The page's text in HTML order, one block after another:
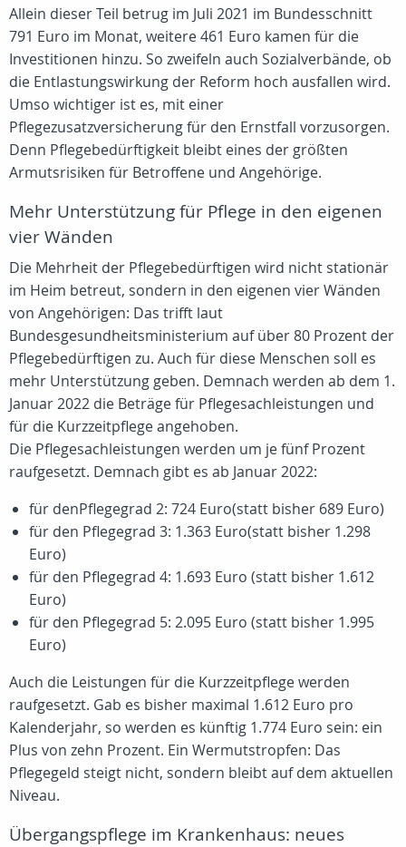
Allein dieser Teil betrug im Juli 2021 im Bundesschnitt
791 Euro im Monat, weitere 461 Euro kamen für die
Investitionen hinzu. So zweifeln auch Sozialverbände, ob
die Entlastungswirkung der Reform hoch ausfallen wird.
Umso wichtiger ist es, mit einer
Pflegezusatzversicherung für den Ernstfall vorzusorgen.
Denn Pflegebedürftigkeit bleibt eines der größten
Armutsrisiken für Betroffene und Angehörige.
Mehr Unterstützung für Pflege in den eigenen
vier Wänden
Die Mehrheit der Pflegebedürftigen wird nicht stationär
im Heim betreut, sondern in den eigenen vier Wänden
von Angehörigen: Das trifft laut
Bundesgesundheitsministerium auf über 80 Prozent der
Pflegebedürftigen zu. Auch für diese Menschen soll es
mehr Unterstützung geben. Demnach werden ab dem 1.
Januar 2022 die Beträge für Pflegesachleistungen und
für die Kurzzeitpflege angehoben.
Die Pflegesachleistungen werden um je fünf Prozent
raufgesetzt. Demnach gibt es ab Januar 2022:
für denPflegegrad 2: 724 Euro(statt bisher 689 Euro)
für den Pflegegrad 3: 1.363 Euro(statt bisher 1.298
Euro)
für den Pflegegrad 4: 1.693 Euro (statt bisher 1.612
Euro)
für den Pflegegrad 5: 2.095 Euro (statt bisher 1.995
Euro)
Auch die Leistungen für die Kurzzeitpflege werden
raufgesetzt. Gab es bisher maximal 1.612 Euro pro
Kalenderjahr, so werden es künftig 1.774 Euro sein: ein
Plus von zehn Prozent. Ein Wermutstropfen: Das
Pflegegeld steigt nicht, sondern bleibt auf dem aktuellen
Niveau.
Übergangspflege im Krankenhaus: neues